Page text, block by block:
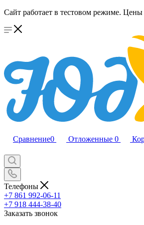
Сайт работает в тестовом режиме. Цены
Сравнение0 Отложенные 0
Телефоны
+7 861 992-06-11
+7 918 444-38-40
Заказать звонок